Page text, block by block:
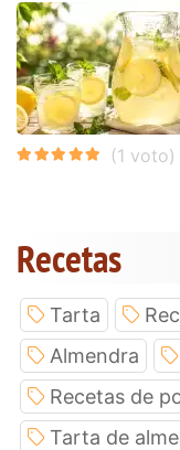
Recetas
Tarta
Almendra
Recetas de
Tarta de